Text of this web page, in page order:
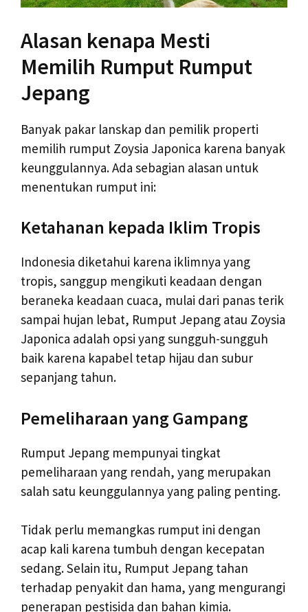
Alasan kenapa Mesti
Memilih Rumput Rumput
Jepang
Banyak pakar lanskap dan pemilik properti
memilih rumput Zoysia Japonica karena banyak
keunggulannya. Ada sebagian alasan untuk
menentukan rumput ini:
Ketahanan kepada Iklim Tropis
Indonesia diketahui karena iklimnya yang
tropis, sanggup mengikuti keadaan dengan
beraneka keadaan cuaca, mulai dari panas terik
sampai hujan lebat, Rumput Jepang atau Zoysia
Japonica adalah opsi yang sungguh-sungguh
baik karena kapabel tetap hijau dan subur
sepanjang tahun.
Pemeliharaan yang Gampang
Rumput Jepang mempunyai tingkat
pemeliharaan yang rendah, yang merupakan
salah satu keunggulannya yang paling penting.
Tidak perlu memangkas rumput ini dengan
acap kali karena tumbuh dengan kecepatan
sedang. Selain itu, Rumput Jepang tahan
terhadap penyakit dan hama, yang mengurangi
penerapan pestisida dan bahan kimia.